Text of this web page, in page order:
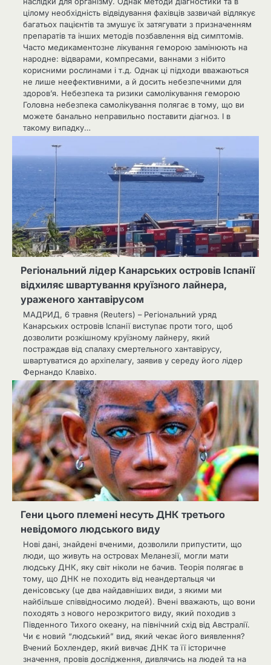
цілому необхідність відвідування фахівців зазвичай відлякує
багатьох пацієнтів та змушує їх затягувати з призначенням
препаратів та інших методів позбавлення від симптомів.
Часто медикаментозне лікування геморою замінюють на
народне: відварами, компресами, ваннами з нібито
корисними рослинами і т.д. Однак ці підходи вважаються
не лише неефективними, а й досить небезпечними для
здоров’я. Небезпека та ризики самолікування геморою
Головна небезпека самолікування полягає в тому, що ви
можете банально неправильно поставити діагноз. І в
такому випадку…
Регіональний лідер Канарських островів Іспанії
відхиляє швартування круїзного лайнера,
ураженого хантавірусом
МАДРИД, 6 травня (Reuters) – Регіональний уряд
Канарських островів Іспанії виступає проти того, щоб
дозволити розкішному круїзному лайнеру, який
постраждав від спалаху смертельного хантавірусу,
швартуватися до архіпелагу, заявив у середу його лідер
Фернандо Клавіхо.
Гени цього племені несуть ДНК третього
невідомого людського виду
Нові дані, знайдені вченими, дозволили припустити, що
люди, що живуть на островах Меланезії, могли мати
людську ДНК, яку світ ніколи не бачив. Теорія полягає в
тому, що ДНК не походить від неандертальця чи
денісовську (це два найдавніших види, з якими ми
найбільше співвідносимо людей). Вчені вважають, що вони
походять з нового нерозкритого виду, який походив з
Південного Тихого океану, на північний схід від Австралії.
Чи є новий “людський” вид, який чекає його виявлення?
Вчений Бохлендер, який вивчає ДНК та її історичне
значення, провів дослідження, дивлячись на людей та на